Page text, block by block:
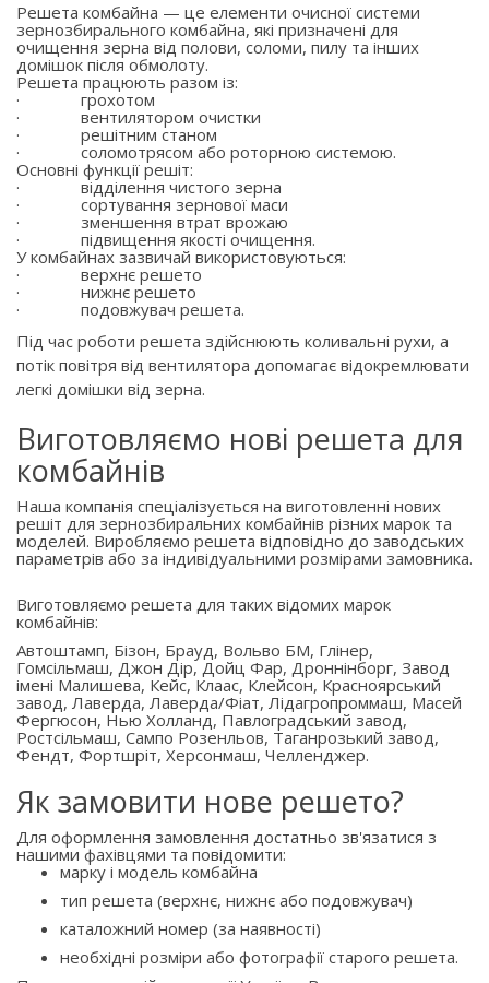
Решета комбайна — це елементи очисної системи
зернозбирального комбайна, які призначені для
очищення зерна від полови, соломи, пилу та інших
домішок після обмолоту.
Решета працюють разом із:
·
грохотом
·
вентилятором очистки
·
решітним станом
·
соломотрясом або роторною системою.
Основні функції решіт:
·
відділення чистого зерна
·
сортування зернової маси
·
зменшення втрат врожаю
·
підвищення якості очищення.
У комбайнах зазвичай використовуються:
·
верхнє решето
·
нижнє решето
·
подовжувач решета.
Під час роботи решета здійснюють коливальні рухи, а
потік повітря від вентилятора допомагає відокремлювати
легкі домішки від зерна.
Виготовляємо нові решета для
комбайнів
Наша компанія спеціалізується на виготовленні нових
решіт для зернозбиральних комбайнів різних марок та
моделей. Виробляємо решета відповідно до заводських
параметрів або за індивідуальними розмірами замовника.
Виготовляємо решета для таких відомих марок
комбайнів:
Автоштамп, Бізон, Брауд, Вольво БМ, Глінер,
Гомсільмаш, Джон Дір, Дойц Фар, Дроннінборг, Завод
імені Малишева, Кейс, Клаас, Клейсон, Красноярський
завод, Лаверда, Лаверда/Фіат, Лідагропроммаш, Масей
Фергюсон, Нью Холланд, Павлоградський завод,
Ростсільмаш, Сампо Розенльов, Таганрозький завод,
Фендт, Фортшріт, Херсонмаш, Челленджер.
Як замовити нове решето?
Для оформлення замовлення достатньо зв'язатися з
нашими фахівцями та повідомити:
марку і модель комбайна
тип решета (верхнє, нижнє або подовжувач)
каталожний номер (за наявності)
необхідні розміри або фотографії старого решета.